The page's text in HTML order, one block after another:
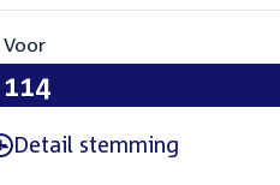
Voor
114
- Detail stemming